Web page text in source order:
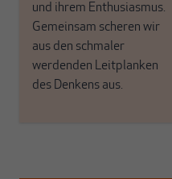
und ihrem Enthusiasmus.
Gemeinsam scheren wir
aus den schmaler
werdenden Leitplanken
des Denkens aus.